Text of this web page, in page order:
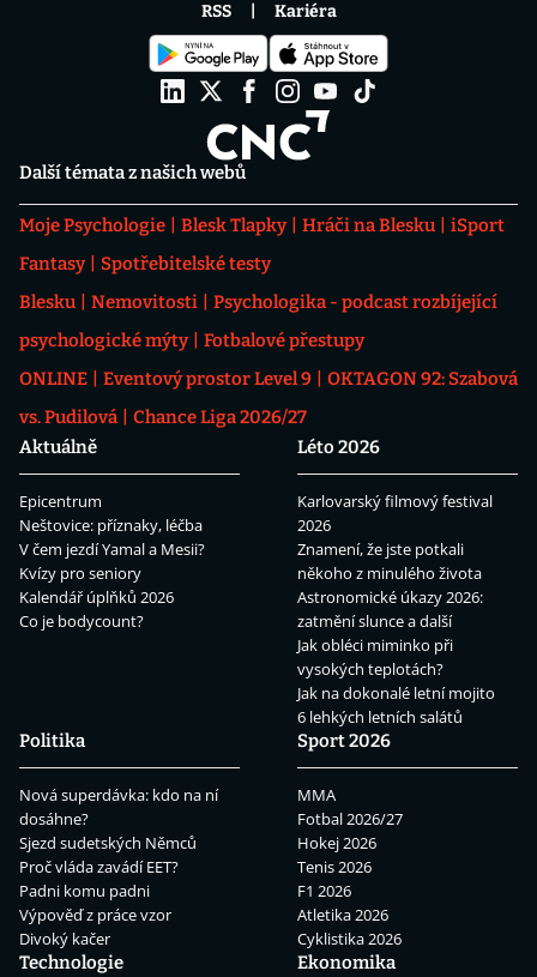
Další témata z našich webů
Moje Psychologie Blesk Tlapky Hráči na Blesku
iSport
Fantasy
Spotřebitelské testy
Blesku
Nemovitosti
Psychologika - podcast rozbíjející
psychologické mýty
Fotbalové přestupy
ONLINE
Eventový prostor Level 9
OKTAGON 92: Szabová
vs. Pudilová
Chance Liga 2026/27
Aktuálně
Epicentrum
Neštovice: příznaky, léčba
V čem jezdí Yamal a Mesii?
Kvízy pro seniory
Kalendář úplňků 2026
Co je bodycount?
Léto 2026
Karlovarský filmový festival
2026
Znamení, že jste potkali
někoho z minulého života
Astronomické úkazy 2026:
zatmění slunce a další
Jak obléci miminko při
vysokých teplotách?
Jak na dokonalé letní mojito
6 lehkých letních salátů
Politika
Nová superdávka: kdo na ní
dosáhne?
Sjezd sudetských Němců
Proč vláda zavádí EET?
Padni komu padni
Výpověď z práce vzor
Divoký kačer
Sport 2026
MMA
Fotbal 2026/27
Hokej 2026
Tenis 2026
F1 2026
Atletika 2026
Cyklistika 2026
Technologie
Ekonomika
RSS Kariéra